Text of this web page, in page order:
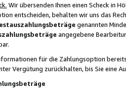
Wir übersenden Ihnen einen Scheck in
entscheiden, behalten wir uns das
genannten
angegebene
für die Zahlungsoption
Vergütung zurückhalten, bis Sie